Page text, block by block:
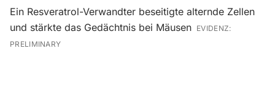
Ein Resveratrol-Verwandter beseitigte alternde Zellen
und stärkte das Gedächtnis bei Mäusen EVIDENZ:
PRELIMINARY